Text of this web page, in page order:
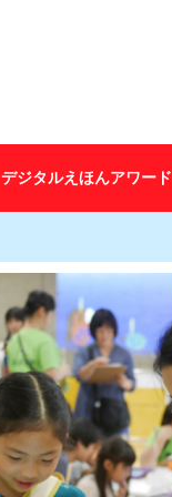
デジタルえほんアワード